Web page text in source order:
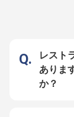
待されているかを瞬時
なたの魅力がそのまま
タッフとしてイチからホ
を創る ■月給30万円以
入！ ■産休・育休も男女
績多数！長く働ける環
スは無限大！ 「この街の、まだ知
レスト
ありま
か？